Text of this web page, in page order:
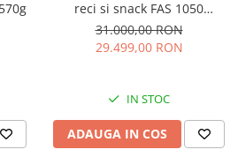
reci si snack FAS 1050
Advanced 655
31.000,00 RON
29.499,00 RON
IN STOC
ADAUGA IN COS